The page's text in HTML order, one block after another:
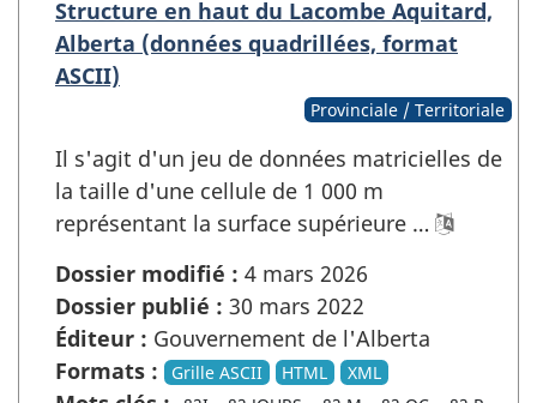
Structure en haut du Lacombe Aquitard,
Alberta (données quadrillées, format
ASCII)
Provinciale / Territoriale
Il s'agit d'un jeu de données matricielles de
la taille d'une cellule de 1 000 m
représentant la surface supérieure …
Dossier modifié : 4 mars 2026
Dossier publié : 30 mars 2022
Éditeur : Gouvernement de l'Alberta
Formats :
Grille ASCII HTML XML